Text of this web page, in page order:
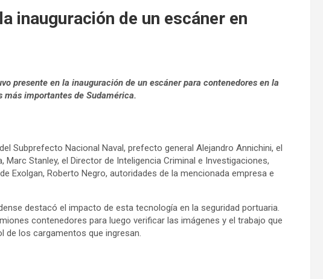
inauguración de un escáner en
presente en la inauguración de un escáner para contenedores en la
más importantes de Sudamérica.
Subprefecto Nacional Naval, prefecto general Alejandro Annichini, el
Stanley, el Director de Inteligencia Criminal e Investigaciones,
Exolgan, Roberto Negro, autoridades de la mencionada empresa e
destacó el impacto de esta tecnología en la seguridad portuaria.
contenedores para luego verificar las imágenes y el trabajo que
de los cargamentos que ingresan.